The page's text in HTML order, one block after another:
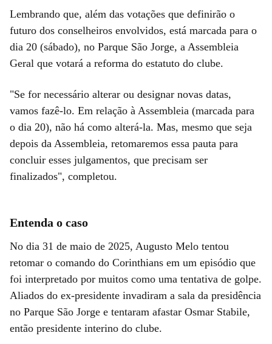
Lembrando que, além das votações que definirão o
futuro dos conselheiros envolvidos, está marcada para o
dia 20 (sábado), no Parque São Jorge, a Assembleia
Geral que votará a reforma do estatuto do clube.
"Se for necessário alterar ou designar novas datas,
vamos fazê-lo. Em relação à Assembleia (marcada para
o dia 20), não há como alterá-la. Mas, mesmo que seja
depois da Assembleia, retomaremos essa pauta para
concluir esses julgamentos, que precisam ser
finalizados", completou.
Entenda o caso
No dia 31 de maio de 2025, Augusto Melo tentou
retomar o comando do Corinthians em um episódio que
foi interpretado por muitos como uma tentativa de golpe.
Aliados do ex-presidente invadiram a sala da presidência
no Parque São Jorge e tentaram afastar Osmar Stabile,
então presidente interino do clube.